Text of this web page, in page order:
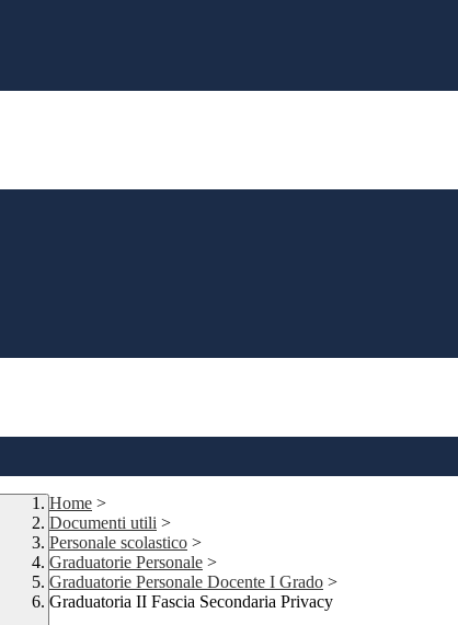
Home >
Documenti utili >
Personale scolastico >
Graduatorie Personale >
Graduatorie Personale Docente I Grado >
Graduatoria II Fascia Secondaria Privacy